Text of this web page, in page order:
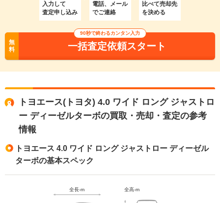
入力して
査定申し込み
電話、メール
でご連絡
比べて売却先
を決める
無
料
90秒で終わるカンタン入力
一括査定依頼スタート
トヨエース(トヨタ) 4.0 ワイド ロング ジャストロ
ー ディーゼルターボの買取・売却・査定の参考
情報
トヨエース 4.0 ワイド ロング ジャストロー ディーゼル
ターボの基本スペック
全長-m 全高-m